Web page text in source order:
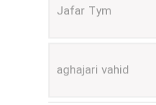
aghajari vahid
Poubakhtiari